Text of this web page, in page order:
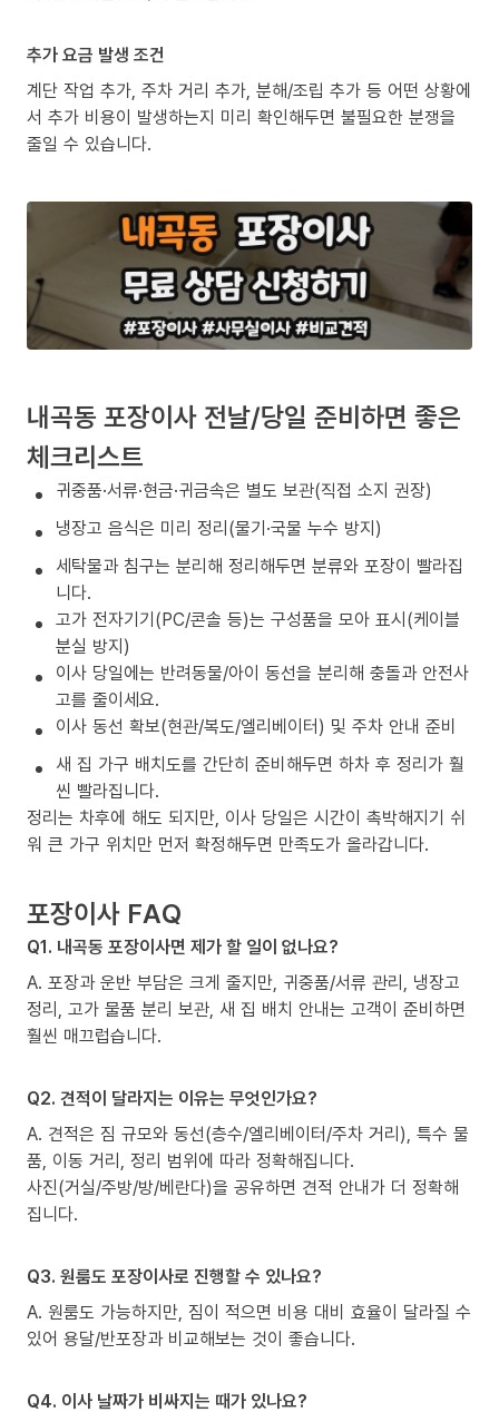
추가 요금 발생 조건
계단 작업 추가, 주차 거리 추가, 분해/조립 추가 등 어떤 상황에
서 추가 비용이 발생하는지 미리 확인해두면 불필요한 분쟁을
줄일 수 있습니다.
내곡동 포장이사 전날/당일 준비하면 좋은
체크리스트
귀중품·서류·현금·귀금속은 별도 보관(직접 소지 권장)
냉장고 음식은 미리 정리(물기·국물 누수 방지)
세탁물과 침구는 분리해 정리해두면 분류와 포장이 빨라집
니다.
고가 전자기기(PC/콘솔 등)는 구성품을 모아 표시(케이블
분실 방지)
이사 당일에는 반려동물/아이 동선을 분리해 충돌과 안전사
고를 줄이세요.
이사 동선 확보(현관/복도/엘리베이터) 및 주차 안내 준비
새 집 가구 배치도를 간단히 준비해두면 하차 후 정리가 훨
씬 빨라집니다.
정리는 차후에 해도 되지만, 이사 당일은 시간이 촉박해지기 쉬
워 큰 가구 위치만 먼저 확정해두면 만족도가 올라갑니다.
포장이사 FAQ
Q1. 내곡동 포장이사면 제가 할 일이 없나요?
A. 포장과 운반 부담은 크게 줄지만, 귀중품/서류 관리, 냉장고
정리, 고가 물품 분리 보관, 새 집 배치 안내는 고객이 준비하면
훨씬 매끄럽습니다.
Q2. 견적이 달라지는 이유는 무엇인가요?
A. 견적은 짐 규모와 동선(층수/엘리베이터/주차 거리), 특수 물
품, 이동 거리, 정리 범위에 따라 정확해집니다.
사진(거실/주방/방/베란다)을 공유하면 견적 안내가 더 정확해
집니다.
Q3. 원룸도 포장이사로 진행할 수 있나요?
A. 원룸도 가능하지만, 짐이 적으면 비용 대비 효율이 달라질 수
있어 용달/반포장과 비교해보는 것이 좋습니다.
Q4. 이사 날짜가 비싸지는 때가 있나요?